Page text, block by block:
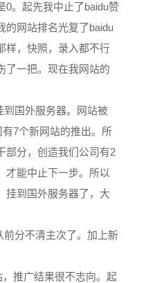
0。起先我中止了baidu赞
的网站排名光复了baidu
样，快照，录入都不行
了一把。现在我网站的
国外服务器。网站被
7个新网站的推出。所
部分，创造我们公司有2
才能中止下一步。所以
挂到国外服务器了，大
分不清主次了。加上新
推广结果很不志向。起